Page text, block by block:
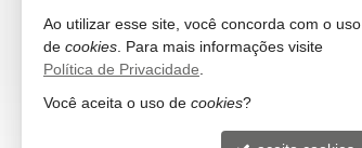
#2.725 São Judas
Apartamento no Edifício Alameda Jardins
1 vaga (Privativa)
Ao utilizar esse site, você concorda com o uso
de cookies . Para mais informações visite
Política de Privacidade
Você aceita o uso de cookies?